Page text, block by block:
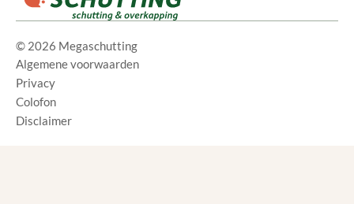
© 2026 Megaschutting
Algemene voorwaarden
Privacy
Colofon
Disclaimer